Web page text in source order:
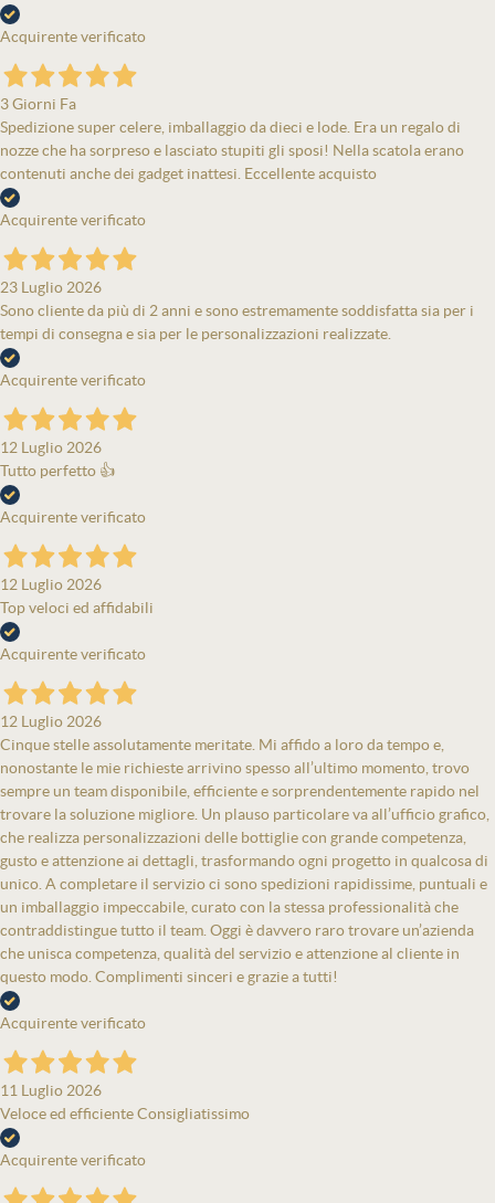
Acquirente verificato
3 Giorni Fa
Spedizione super celere, imballaggio da dieci e lode. Era un regalo di
nozze che ha sorpreso e lasciato stupiti gli sposi! Nella scatola erano
contenuti anche dei gadget inattesi. Eccellente acquisto
Acquirente verificato
23 Luglio 2026
Sono cliente da più di 2 anni e sono estremamente soddisfatta sia per i
tempi di consegna e sia per le personalizzazioni realizzate.
Acquirente verificato
12 Luglio 2026
Tutto perfetto 👍
Acquirente verificato
12 Luglio 2026
Top veloci ed affidabili
Acquirente verificato
12 Luglio 2026
Cinque stelle assolutamente meritate. Mi affido a loro da tempo e,
nonostante le mie richieste arrivino spesso all’ultimo momento, trovo
sempre un team disponibile, efficiente e sorprendentemente rapido nel
trovare la soluzione migliore. Un plauso particolare va all’ufficio grafico,
che realizza personalizzazioni delle bottiglie con grande competenza,
gusto e attenzione ai dettagli, trasformando ogni progetto in qualcosa di
unico. A completare il servizio ci sono spedizioni rapidissime, puntuali e
un imballaggio impeccabile, curato con la stessa professionalità che
contraddistingue tutto il team. Oggi è davvero raro trovare un’azienda
che unisca competenza, qualità del servizio e attenzione al cliente in
questo modo. Complimenti sinceri e grazie a tutti!
Acquirente verificato
11 Luglio 2026
Veloce ed efficiente Consigliatissimo
Acquirente verificato